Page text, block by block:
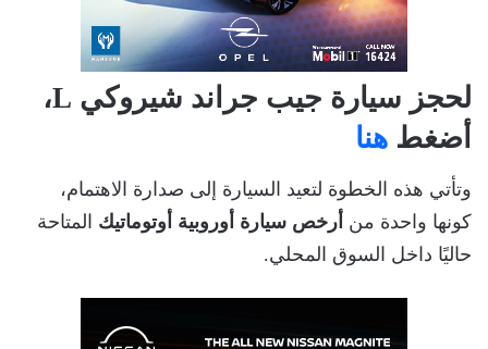
لحجز سيارة جيب جراند شيروكي L،
أضغط هنا
وتأتي هذه الخطوة لتعيد السيارة إلى صدارة الاهتمام،
كونها واحدة من أرخص سيارة أوروبية أوتوماتيك المتاحة
حاليًا داخل السوق المحلي.